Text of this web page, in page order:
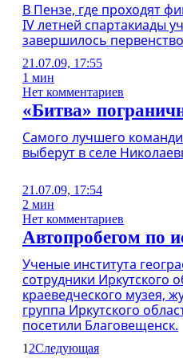
В Пензе, где проходят
IV летней спартакиады
завершилось
21.07.09, 17:55
1 мин
Нет комментариев
«Битва»
Самого лучшего
выберут в селе
21.07.09, 17:54
2 мин
Нет комментариев
Автопробегом по
Ученые института
сотрудники Иркутского
краеведческого музея,
группа Иркутского
посетили Благовещенск.
1 2Следующая